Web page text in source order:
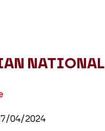
NATIONAL
04/2024